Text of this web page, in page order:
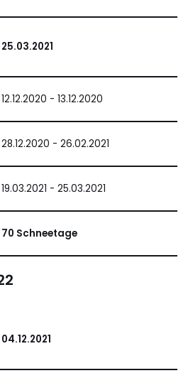
25.03.2021
12.12.2020 - 13.12.2020
28.12.2020 - 26.02.2021
19.03.2021 - 25.03.2021
70 Schneetage
04.12.2021